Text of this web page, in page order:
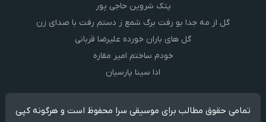
پتک شروین حاجی پور
گل از مه جدا بو رفت برگ شمع ز دستم رفت با صدای زن
گل های باران خورده علیرضا قربانی
خودم ساختم امیر مقاره
ادا سینا پارسیان
تمامی حقوق مطالب برای موسیقی سرا محفوظ است و هرگونه کپی